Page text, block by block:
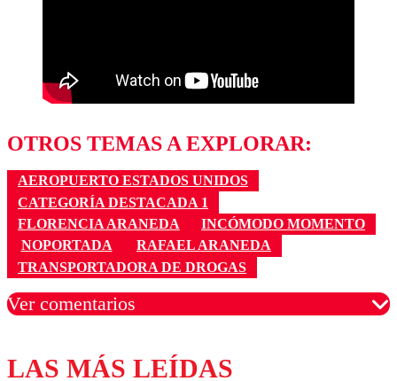
OTROS TEMAS A EXPLORAR:
AEROPUERTO ESTADOS UNIDOS
CATEGORÍA DESTACADA 1
FLORENCIA ARANEDA
INCÓMODO MOMENTO
NOPORTADA
RAFAEL ARANEDA
TRANSPORTADORA DE DROGAS
Ver comentarios
Los comentarios son moderados para garantizar un
LAS MÁS LEÍDAS